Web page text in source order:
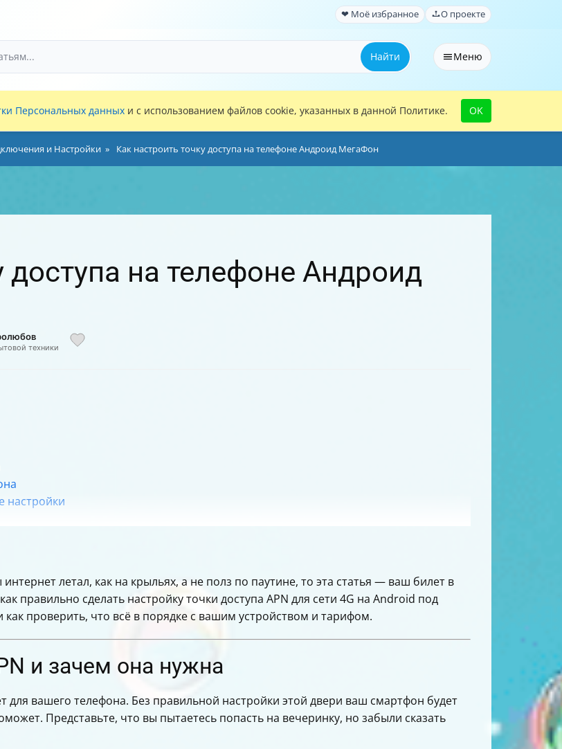
❤ Моё избранное О проекте
Найти Меню
Персональных данных и с использованием файлов cookie, указанных в данной Политике. OK
и Настройки Как настроить точку доступа на телефоне Андроид МегаФон
доступа на телефоне Андроид
техники
настройки
МегаФоне
летал, как на крыльях, а не полз по паутине, то эта статья — ваш билет в
правильно сделать настройку точки доступа APN для сети 4G на Android под
проверить, что всё в порядке с вашим устройством и тарифом.
и зачем она нужна
для вашего телефона. Без правильной настройки этой двери ваш смартфон будет
Представьте, что вы пытаетесь попасть на вечеринку, но забыли сказать